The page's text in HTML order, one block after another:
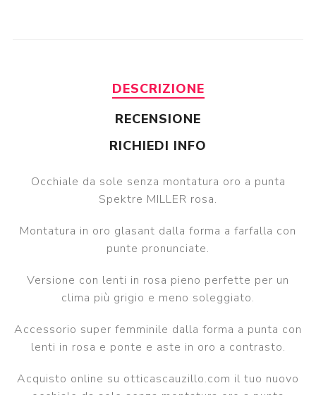
DESCRIZIONE
RECENSIONE
RICHIEDI INFO
Occhiale da sole senza montatura oro a punta
Spektre MILLER rosa.
Montatura in oro glasant dalla forma a farfalla con
punte pronunciate.
Versione con lenti in rosa pieno perfette per un
clima più grigio e meno soleggiato.
Accessorio super femminile dalla forma a punta con
lenti in rosa e ponte e aste in oro a contrasto.
Acquisto online su otticascauzillo.com il tuo nuovo